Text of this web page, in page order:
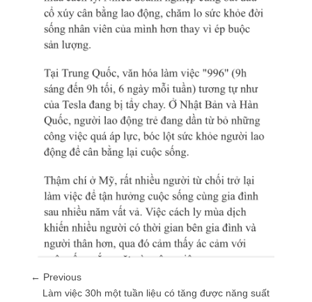
← Previous
Làm việc 30h một tuần liệu có tăng được năng suất